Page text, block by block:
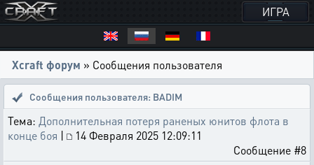
ИГРА
Xcraft форум » Сообщения пользователя
Сообщения пользователя: BADIM
Тема: Дополнительная потеря раненых юнитов флота в
конце боя |
14 Февраля 2025 12:09:11
Сообщение #8